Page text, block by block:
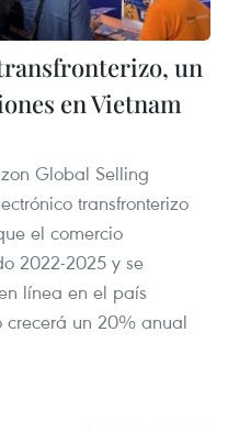
un
en Vietnam
Global Selling
transfronterizo
el comercio
2022-2025 y se
línea en el país
crecerá un 20% anual